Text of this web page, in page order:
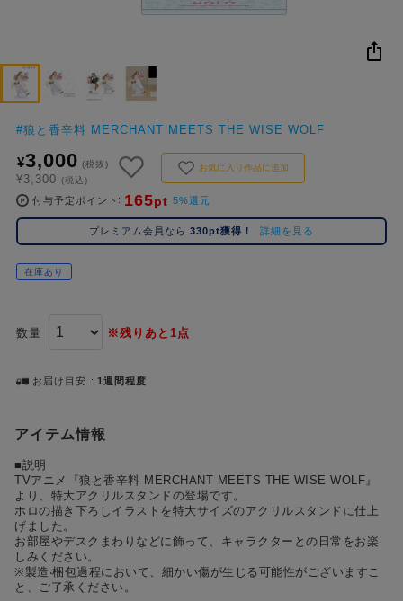
コ
レ
イ
ズ
注
目
ワ
ド
3位 #初音ミク シリーズ #ゴールデンカムイ #東京リベンジャーズ（東リベ）
#狼と香辛料 MERCHANT MEETS THE WISE WOLF
¥3,000 (税抜)
¥3,300 (税込)
お気に入り作品に追加
付与予定ポイント 165pt 5%還元
プレミアム会員なら 330pt獲得！ 詳細を見る
在庫あり
数量 ※残りあと1点
お届け目安 1週間程度
アイテム情報
■説明
TVアニメ『狼と⾹⾟料 MERCHANT MEETS THE WISE WOLF』
より、特⼤アクリルスタンドの登場です。
ホロの描き下ろしイラストを特⼤サイズのアクリルスタンドに仕上
げました。
お部屋やデスクまわりなどに飾って、キャラクターとの⽇常をお楽
しみください。
※製造‧梱包過程において、細かい傷が⽣じる可能性がございますこ
と、ご了承ください。